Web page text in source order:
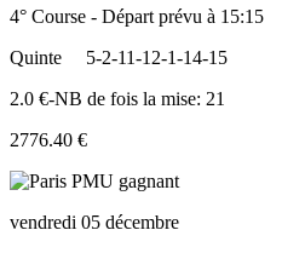
4° Course - Départ prévu à 15:15
Quinte
5-2-11-12-1-14-15
2.0 €-NB de fois la mise: 21
2776.40 €
vendredi 05 décembre